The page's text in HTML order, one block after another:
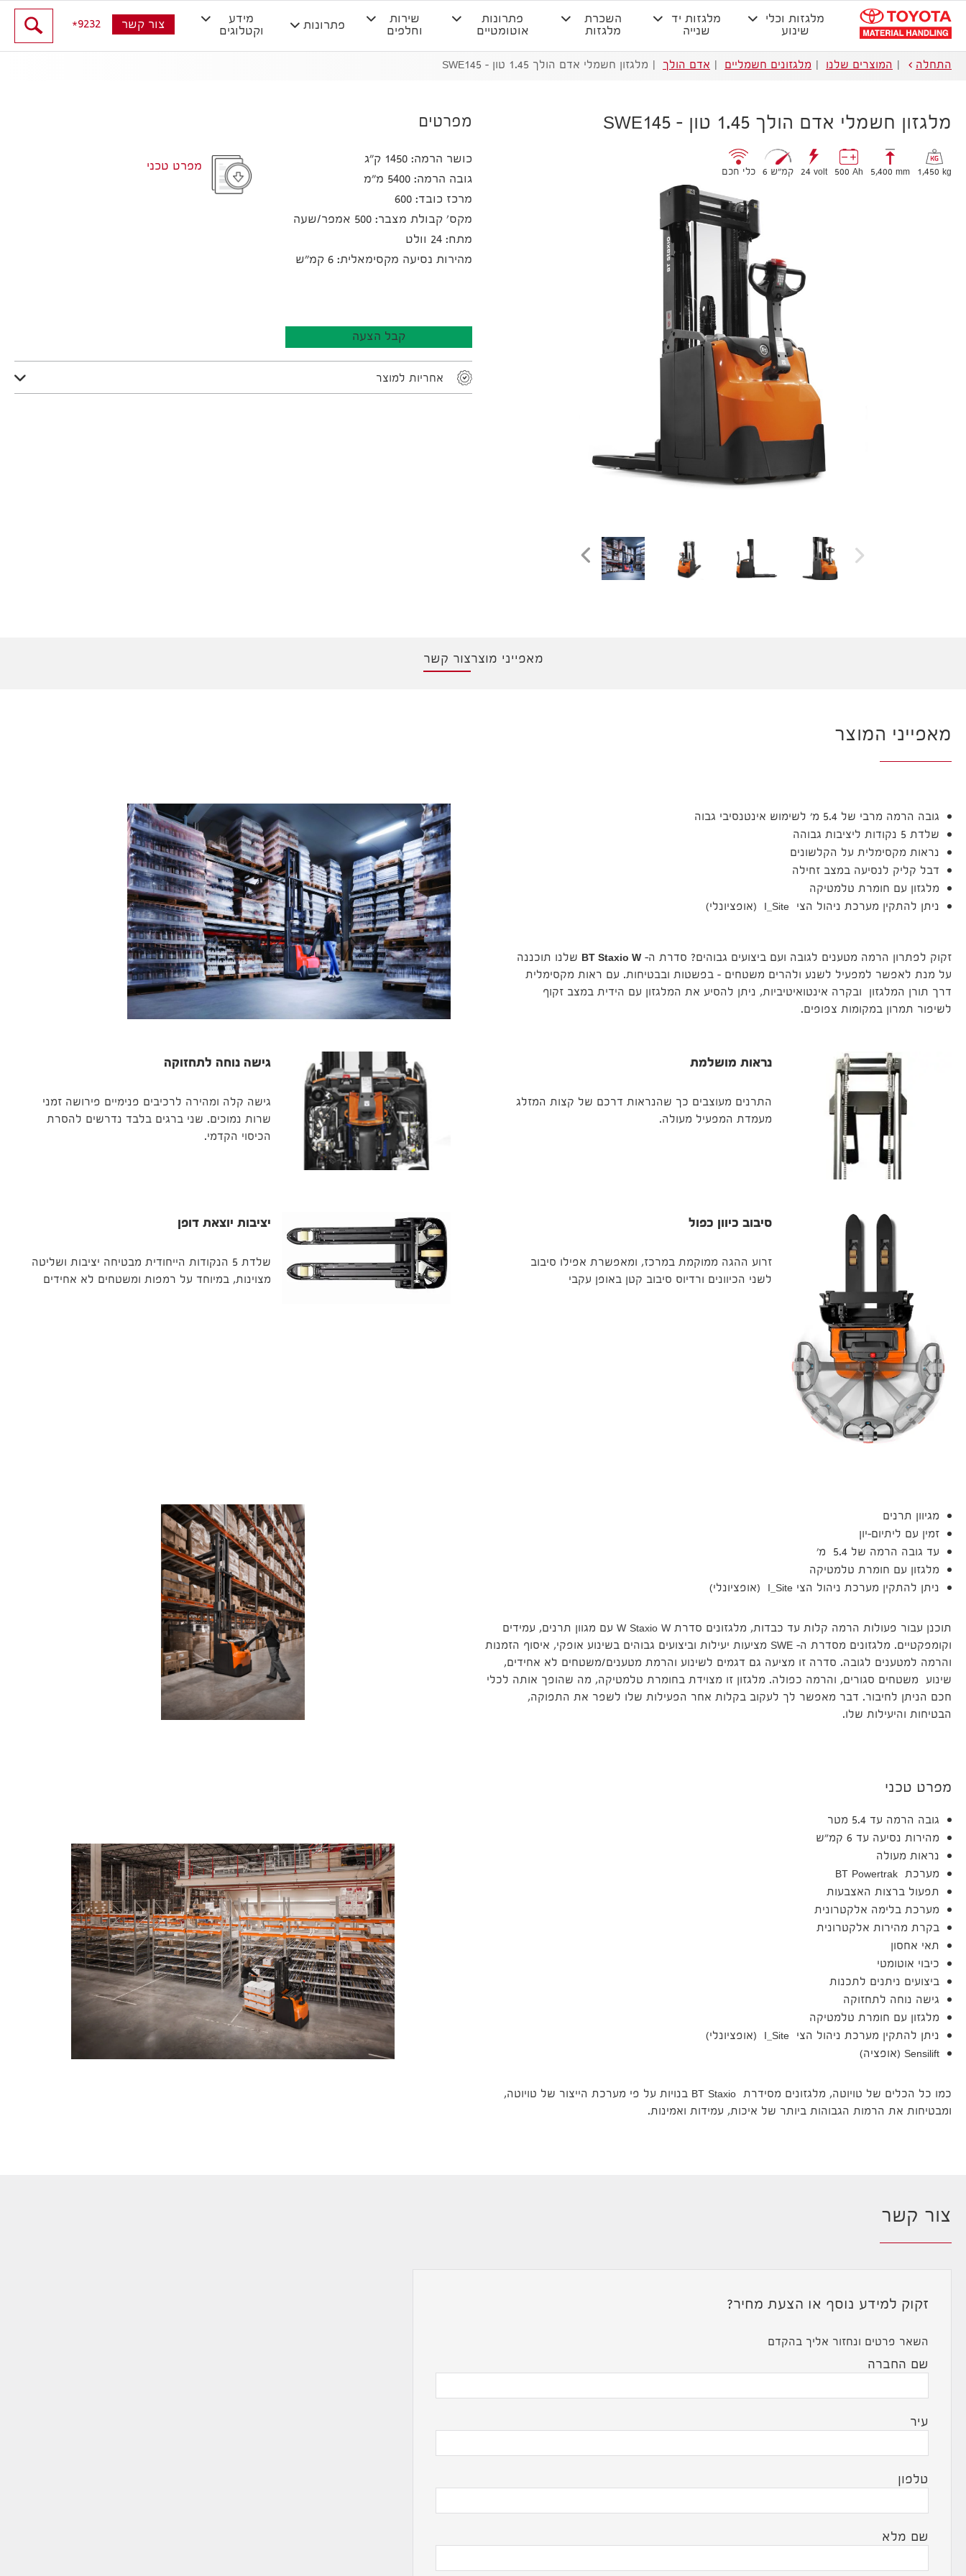
מלגזות וכלי
שינוע
מלגזות יד
שנייה
השכרת
מלגזות
פתרונות
אוטומטיים
שירות
וחלפים
פתרונות
מידע
וקטלוגים
צור קשר 9232
התחלה המוצרים שלנו מלגזונים חשמליים אדם הולך מלגזון חשמלי אדם הולך 1.45 טון – SWE145
מלגזון חשמלי אדם הולך 1.45 טון – SWE145
1,450 kg
5,400 mm
500 Ah
24 volt 6 קמ״ש כלי חכם
מפרטים
כושר הרמה: 1450 ק"ג
גובה הרמה: 5400 מ"מ
מרכז כובד: 600
מקס' קבולת מצבר: 500 אמפר/שעה
מתח: 24 וולט
מהירות נסיעה מקסימאלית: 6 קמ"ש
מפרט טכני
קבל הצעה
אחריות למוצר
מאפייני מוצרצור קשר
מאפייני המוצר
גובה הרמה מרבי של 5.4 מ' לשימוש אינטנסיבי גבוה
שלדת 5 נקודות ליציבות גבוהה
נראות מקסימלית על הקלשונים
דבל קליק לנסיעה במצב זחילה
מלגזון עם חומרת טלמטיקה
ניתן להתקין מערכת ניהול הצי I_Site (אופציונלי)
זקוק לפתרון הרמה מטענים לגובה ועם ביצועים גבוהים? סדרת ה- BT Staxio W שלנו תוכננה
על מנת לאפשר למפעיל לשנע ולהרים משטחים – בפשטות ובבטיחות. עם ראות מקסימלית
דרך תורן המלגזון ובקרה אינטואיטיביות, ניתן להסיע את המלגזון עם הידית במצב זקוף
לשיפור תמרון במקומות צפופים.
נראות מושלמת
התרנים מעוצבים כך שהנראות דרכם של קצות המזלג
מעמדת המפעיל מעולה.
גישה נוחה לתחזוקה
גישה קלה ומהירה לרכיבים פנימיים פירושה זמני
שרות נמוכים. שני ברגים בלבד נדרשים להסרת
הכיסוי הקדמי.
סיבוב כיוון כפול
זרוע ההגה ממוקמת במרכז, ומאפשרת אפילו סיבוב
לשני הכיוונים ורדיוס סיבוב קטן באופן עקבי
יציבות יוצאת דופן
שלדת 5 הנקודות הייחודית מבטיחה יציבות ושליטה
מצוינות, במיוחד על רמפות ומשטחים לא אחידים
מגיוון תרנים
זמין עם ליתיום-יון
עד גובה הרמה של 5.4 מ'
מלגזון עם חומרת טלמטיקה
ניתן להתקין מערכת ניהול הצי I_Site (אופציונלי)
תוכנן עבור פעולות הרמה קלות עד כבדות, מלגזונים סדרת W Staxio W עם מגוון תרנים, עמידים
וקומפקטיים. מלגזונים מסדרת ה- SWE מציעות יעילות וביצועים גבוהים בשינוע אופקי, איסוף הזמנות
והרמה למטענים לגובה. סדרה זו מציעה גם דגמים לשינוע והרמת מטענים/משטחים לא אחידים,
שינוע משטחים סגורים, והרמה כפולה. מלגזון זו מצוידת בחומרת טלמטיקה, מה שהופך אותה לכלי
חכם הניתן לחיבור. דבר מאפשר לך לעקוב בקלות אחר הפעילות שלו לשפר את התפוקה,
הבטיחות והיעילות שלו.
מפרט טכני
גובה הרמה עד 5.4 מטר
מהירות נסיעה עד 6 קמ"ש
נראות מעולה
מערכת BT Powertrak
תפעול ברצות האצבעות
מערכת בלימה אלקטרונית
בקרת מהירות אלקטרונית
תאי אחסון
כיבוי אוטומטי
ביצועים ניתנים לתכנות
גישה נוחה לתחזוקה
מלגזון עם חומרת טלמטיקה
ניתן להתקין מערכת ניהול הצי I_Site (אופציונלי)
Sensilift (אופציה)
כמו כל הכלים של טויוטה, מלגזונים מסידרת BT Staxio בנויות על פי מערכת הייצור של טויוטה,
ומבטיחות את הרמות הגבוהות ביותר של איכות, עמידות ואמינות.
צור קשר
זקוק למידע נוסף או הצעת מחיר?
השאר פרטים ונחזור אליך בהקדם
שם החברה
עיר
טלפון
שם מלא